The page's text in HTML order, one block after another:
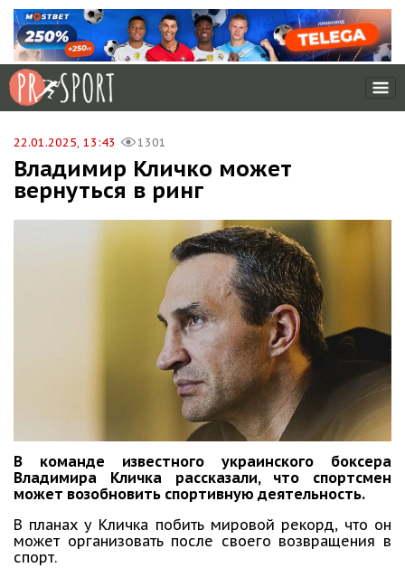
22.01.2025, 13:43 1301
Владимир Кличко может
вернуться в ринг
В команде известного украинского боксера
Владимира Кличка рассказали, что спортсмен
может возобновить спортивную деятельность.
В планах у Кличка побить мировой рекорд, что он
может организовать после своего возвращения в
спорт.